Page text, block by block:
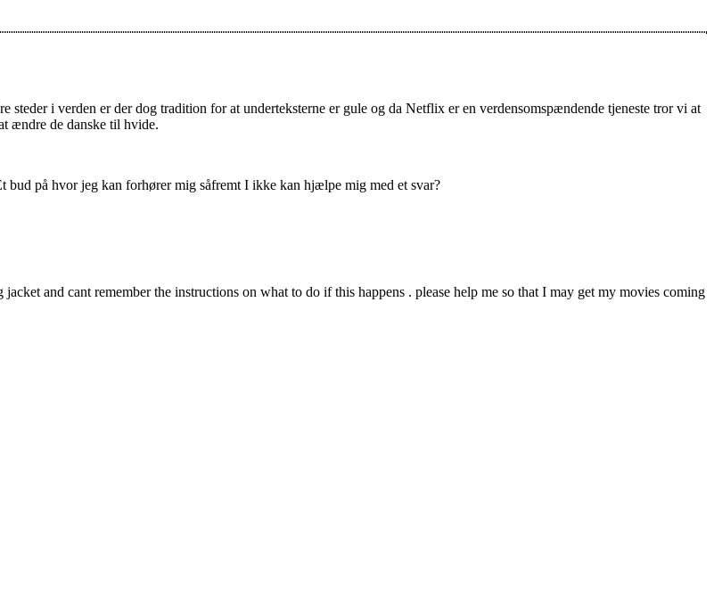
i verden er der dog tradition for at underteksterne er gule og da Netflix er en verdensomspændende tjeneste tror vi at
ændre de danske til hvide.
på hvor jeg kan forhører mig såfremt I ikke kan hjælpe mig med et svar?
and cant remember the instructions on what to do if this happens . please help me so that I may get my movies coming